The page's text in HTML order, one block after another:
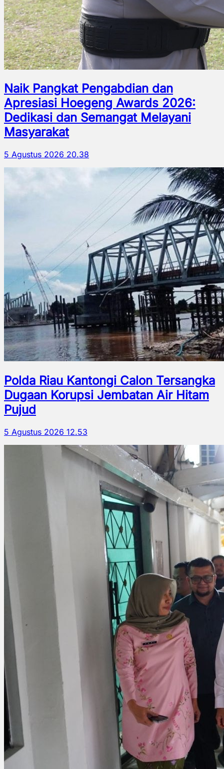
Naik Pangkat Pengabdian dan
Apresiasi Hoegeng Awards 2026:
Dedikasi dan Semangat Melayani
Masyarakat
5 Agustus 2026 20.38
Polda Riau Kantongi Calon Tersangka
Dugaan Korupsi Jembatan Air Hitam
Pujud
5 Agustus 2026 12.53